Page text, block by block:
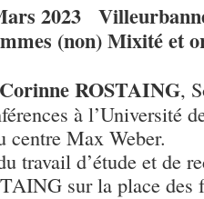
2023
(non) Mixité et
ROSTAING,
à l’Université
centre Max Weber.
travail d’étude et de
sur la place des